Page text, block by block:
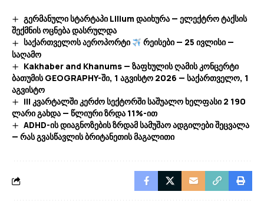
გერმანული სტარტაპი Lilium დაიხურა — ელექტრო ტაქსის
შექმნის ოცნება დასრულდა
საქართველოს აეროპორტი
რეისები — 25 ივლისი —
საღამო
Kakhaber and Khanums — ზაფხულის ღამის კონცერტი
ბათუმის GEOGRAPHY-ში, 1 აგვისტო 2026 — საქართველო, 1
აგვისტო
III კვარტალში კერძო სექტორში საშუალო ხელფასი 2 190
ლარი გახდა — წლიური ზრდა 11%-ით
ADHD-ის დიაგნოზების ზრდამ სამუშაო ადგილები შეცვალა
— რას გვასწავლის ბრიტანეთის მაგალითი